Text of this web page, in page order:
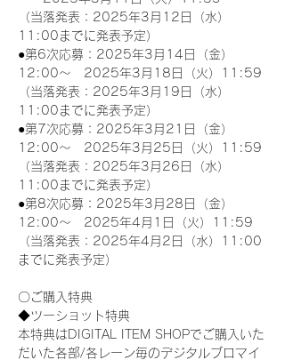
（当落発表：2025年3月12日（水）
11:00までに発表予定）
●第6次応募：2025年3月14日（金）
12:00～　2025年3月18日（火）11:59
（当落発表：2025年3月19日（水）
11:00までに発表予定）
●第7次応募：2025年3月21日（金）
12:00～　2025年3月25日（火）11:59
（当落発表：2025年3月26日（水）
11:00までに発表予定）
●第8次応募：2025年3月28日（金）
12:00～　2025年4月1日（火）11:59
（当落発表：2025年4月2日（水）11:00
までに発表予定）
〇ご購入特典
◆ツーショット特典
本特典はDIGITAL ITEM SHOPでご購入いた
だいた各部/各レーン毎のデジタルブロマイ